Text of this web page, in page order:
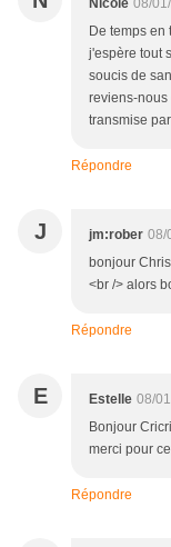
Nicole 08/
De temps
j'espère tout
soucis de
reviens-nous
transmise
Répondre
J jm:rober 08/
bonjour
<br /> alors
Répondre
E Estelle 08/
Bonjour
merci pour
Répondre